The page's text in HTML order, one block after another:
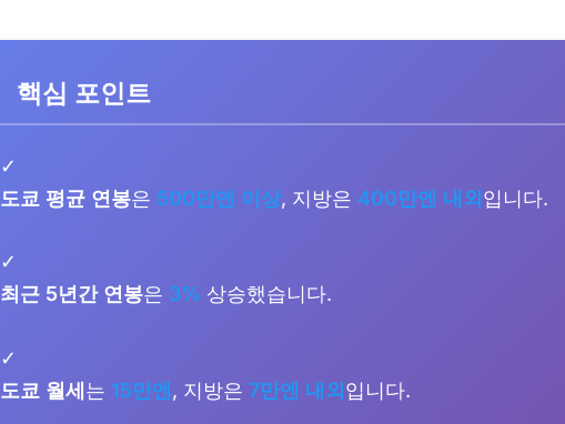
핵심 포인트
✓
도쿄 평균 연봉은 500만엔 이상, 지방은 400만엔 내외입니다.
✓
최근 5년간 연봉은 3% 상승했습니다.
✓
도쿄 월세 는 15만엔 , 지방은 7만엔 내외 입니다.